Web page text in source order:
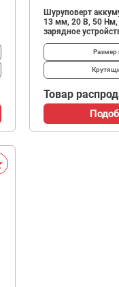
Шуруповерт
13 мм, 20 В, 50 Нм,
зарядное
Размер
Товар